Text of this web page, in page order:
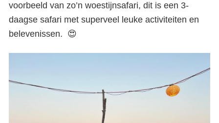
voorbeeld van zo’n woestijnsafari, dit is een 3-
daagse safari met superveel leuke activiteiten en
belevenissen. 😍